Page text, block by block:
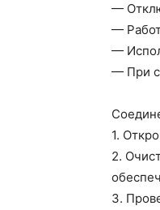
—
—
—
— При
1.
2.
3.